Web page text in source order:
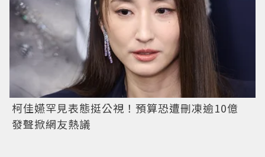
柯佳嬿罕見表態挺公視！預算恐遭刪凍逾10億
發聲掀網友熱議